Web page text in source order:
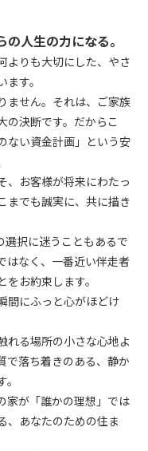
の人生の力になる。
よりも大切にした、やさ
す。
ません。それは、ご家族
の決断です。だからこ
ない資金計画」という安
、お客様が将来にわたっ
までも誠実に、共に描き
選択に迷うこともあるで
はなく、一番近い伴走者
お約束します。
間にふっと心がほどけ
れる場所の小さな心地よ
で落ち着きのある、静か
家が「誰かの理想」では
、あなたのための住ま